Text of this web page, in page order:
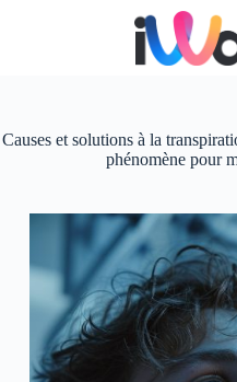
Causes et solutions à la
phénomène pour